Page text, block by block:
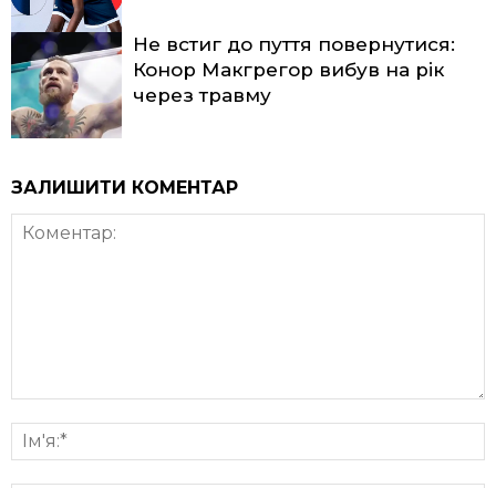
Не встиг до пуття повернутися:
Конор Макгрегор вибув на рік
через травму
ЗАЛИШИТИ КОМЕНТАР